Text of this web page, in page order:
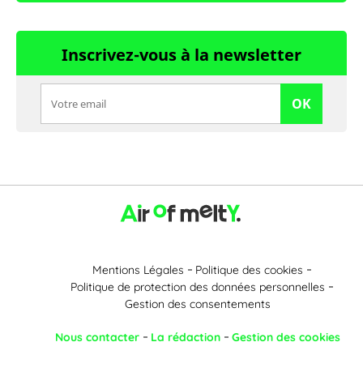
Inscrivez-vous à la newsletter
OK
Mentions Légales
Politique des cookies
Politique de protection des données personnelles
Gestion des consentements
Nous contacter La rédaction Gestion des cookies